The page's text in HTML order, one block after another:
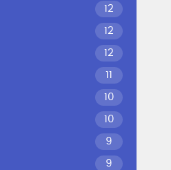
12
12
12
11
10
10
9
9